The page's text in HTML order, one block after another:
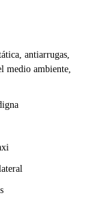
antiarrugas,
medio ambiente,